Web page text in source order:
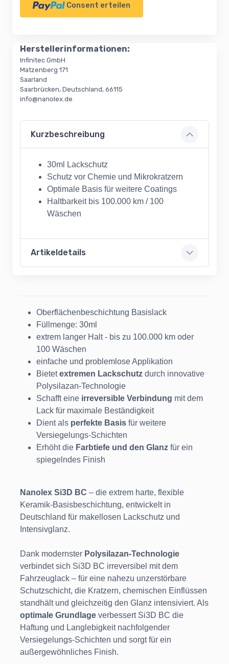
Consent erteilen
Herstellerinformationen:
Infinitec GmbH
Matzenberg 171
Saarland
Saarbrücken, Deutschland, 66115
info@nanolex.de
Kurzbeschreibung
30ml Lackschutz
Schutz vor Chemie und Mikrokratzern
Optimale Basis für weitere Coatings
Haltbarkeit bis 100.000 km / 100
Wäschen
Artikeldetails
Oberflächenbeschichtung Basislack
Füllmenge: 30ml
extrem langer Halt - bis zu 100.000 km oder
100 Wäschen
einfache und problemlose Applikation
Bietetextremen Lackschutz durch innovative
Polysilazan-Technologie
Schafft eine irreversible Verbindung mit dem
Lack für maximale Beständigkeit
Dient als perfekte Basis für weitere
Versiegelungs-Schichten
Erhöht die Farbtiefe und den Glanz für ein
spiegelndes Finish
Nanolex Si3D BC – die extrem harte, flexible
Keramik-Basisbeschichtung, entwickelt in
Deutschland für makellosen Lackschutz und
Intensivglanz.
Dank modernster Polysilazan-Technologie
verbindet sich Si3D BC irreversibel mit dem
Fahrzeuglack – für eine nahezu unzerstörbare
Schutzschicht, die Kratzern, chemischen Einflüssen
standhält und gleichzeitig den Glanz intensiviert. Als
optimale Grundlage verbessert Si3D BC die
Haftung und Langlebigkeit nachfolgender
Versiegelungs-Schichten und sorgt für ein
außergewöhnliches Finish.